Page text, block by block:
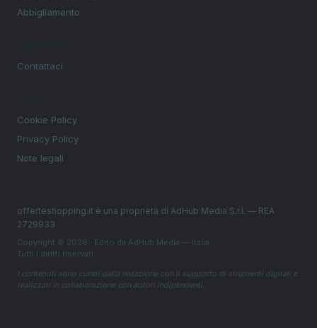
Abbigliamento
Contattaci
Cookie Policy
Privacy Policy
Note legali
offerteshopping.it è una proprietà di AdHub Media S.r.l. — REA
2729933
Copyright © 2026 · Edito da AdHub Media — Italia
Tutti i diritti riservati
I contenuti sono curati dalla redazione con il supporto di strumenti digitali e
realizzati in collaborazione con autori indipendenti.